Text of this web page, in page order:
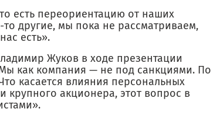
есть переориентацию от наших
другие, мы пока не рассматриваем,
есть».
Жуков в ходе презентации
как компания — не под санкциями. По
касается влияния персональных
крупного акционера, этот вопрос в